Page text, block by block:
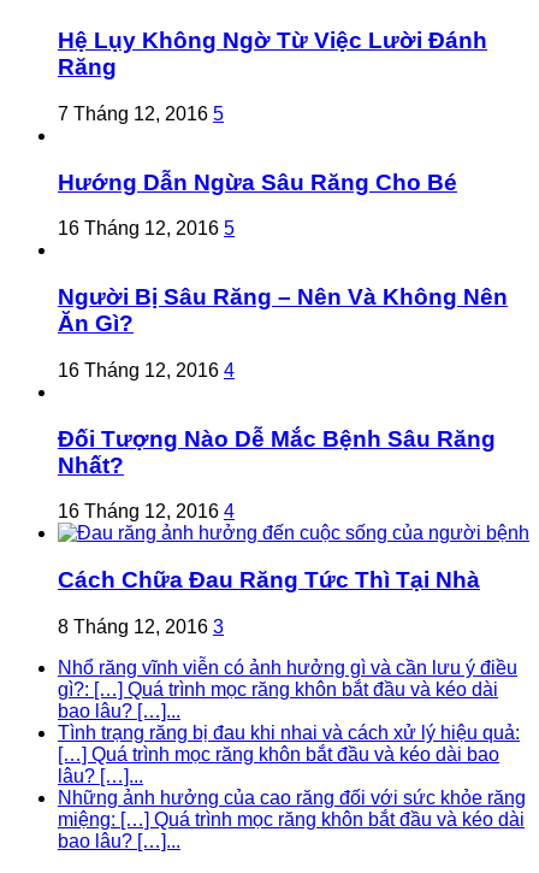
Hệ Lụy Không Ngờ Từ Việc Lười Đánh
Răng
7 Tháng 12, 2016 5
Hướng Dẫn Ngừa Sâu Răng Cho Bé
16 Tháng 12, 2016 5
Người Bị Sâu Răng – Nên Và Không Nên
Ăn Gì?
16 Tháng 12, 2016 4
Đối Tượng Nào Dễ Mắc Bệnh Sâu Răng
Nhất?
16 Tháng 12, 2016 4
Cách Chữa Đau Răng Tức Thì Tại Nhà
8 Tháng 12, 2016 3
Nhổ răng vĩnh viễn có ảnh hưởng gì và cần lưu ý điều
gì?: […] Quá trình mọc răng khôn bắt đầu và kéo dài
bao lâu? […]...
Tình trạng răng bị đau khi nhai và cách xử lý hiệu quả:
[…] Quá trình mọc răng khôn bắt đầu và kéo dài bao
lâu? […]...
Những ảnh hưởng của cao răng đối với sức khỏe răng
miệng: […] Quá trình mọc răng khôn bắt đầu và kéo dài
bao lâu? […]...